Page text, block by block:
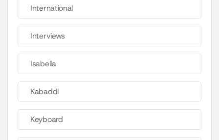
International
Interviews
Isabella
Kabaddi
Keyboard